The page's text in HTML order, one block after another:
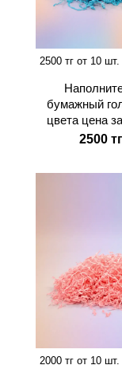
2500 тг от 10 шт.
бумажный
цвета цена
2500 тг
2000 тг от 10 шт.